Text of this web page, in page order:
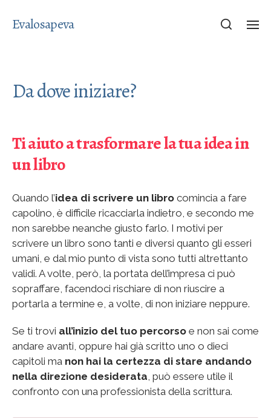
Evalosapeva
Da dove iniziare?
Ti aiuto a trasformare la tua idea in
un libro
Quando l’idea di scrivere un libro comincia a fare
capolino, è difficile ricacciarla indietro, e secondo me
non sarebbe neanche giusto farlo. I motivi per
scrivere un libro sono tanti e diversi quanto gli esseri
umani, e dal mio punto di vista sono tutti altrettanto
validi. A volte, però, la portata dell’impresa ci può
sopraffare, facendoci rischiare di non riuscire a
portarla a termine e, a volte, di non iniziare neppure.
Se ti trovi all’inizio del tuo percorso e non sai come
andare avanti, oppure hai già scritto uno o dieci
capitoli ma non hai la certezza di stare andando
nella direzione desiderata , può essere utile il
confronto con una professionista della scrittura.